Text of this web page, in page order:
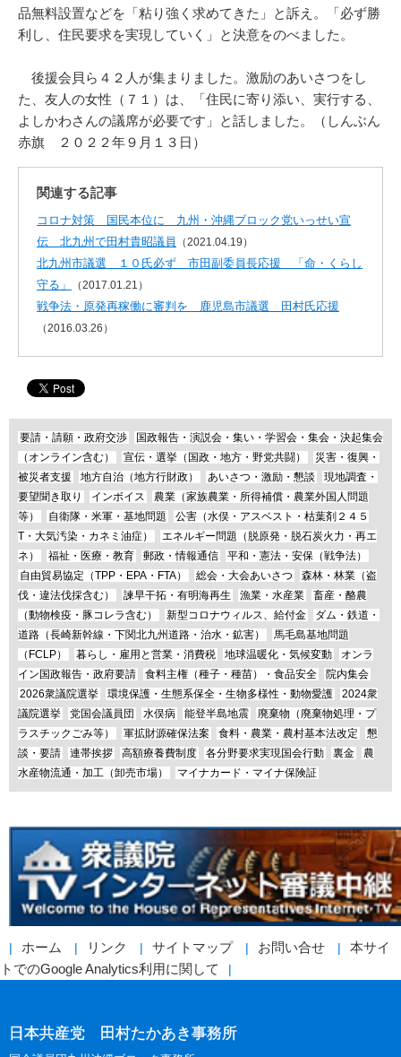
品無料設置などを「粘り強く求めてきた」と訴え。「必ず勝
利し、住民要求を実現していく」と決意をのべました。
後援会貝ら４２人が集まりました。激励のあいさつをし
た、友人の女性（７１）は、「住民に寄り添い、実行する、
よしかわさんの議席が必要です」と話しました。（しんぶん
赤旗 ２０２２年９月１３日）
関連する記事
コロナ対策 国民本位に 九州・沖縄ブロック党いっせい宣
伝 北九州で田村貴昭議員
（2021.04.19）
北九州市議選 １０氏必ず 市田副委員長応援 「命・くらし
守る」
（2017.01.21）
戦争法・原発再稼働に審判を 鹿児島市議選 田村氏応援
（2016.03.26）
要請・請願・政府交渉
国政報告・演説会・集い・学習会・集会・決起集会
（オンライン含む）
宣伝・選挙（国政・地方・野党共闘）
災害・復興・
被災者支援
地方自治（地方行財政） あいさつ・激励・懇談
現地調査・
要望聞き取り
インボイス
農業（家族農業・所得補償・農業外国人問題
等）
自衛隊・米軍・基地問題
公害（水俣・アスベスト・枯葉剤２４５
T・大気汚染・カネミ油症）
エネルギー問題（脱原発・脱石炭火力・再エ
ネ）
福祉・医療・教育 郵政・情報通信
平和・憲法・安保（戦争法）
自由貿易協定（TPP・EPA・FTA）
総会・大会あいさつ
森林・林業（盗
伐・違法伐採含む）
諫早干拓・有明海再生 漁業・水産業
畜産・酪農
（動物検疫・豚コレラ含む）
新型コロナウィルス、給付金
ダム・鉄道・
道路（長崎新幹線・下関北九州道路・治水・鉱害）
馬毛島基地問題
（FCLP）
暮らし・雇用と営業・消費税 地球温暖化・気候変動
オンラ
イン国政報告・政府要請
食料主権（種子・種苗）・食品安全
院内集会
2026衆議院選挙
環境保護・生態系保全・生物多様性・動物愛護
2024衆
議院選挙
党国会議員団 水俣病 能登半島地震
廃棄物（廃棄物処理・プ
ラスチックごみ等）
軍拡財源確保法案 食料・農業・農村基本法改定
懇
談・要請
連帯挨拶 高額療養費制度 各分野要求実現国会行動 裏金
農
水産物流通・加工（卸売市場）
マイナカード・マイナ保険証
ホーム リンク サイトマップ お問い合せ
本サイ
トでのGoogle Analytics利用に関して
日本共産党 田村たかあき事務所